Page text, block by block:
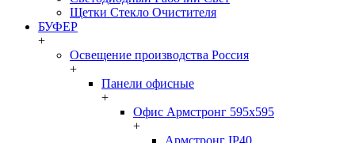
Щетки Стекло Очистителя
БУФЕР
+
Освещение производства Россия
+
Панели офисные
+
Офис Армстронг 595x595
+
Армстронг IP40